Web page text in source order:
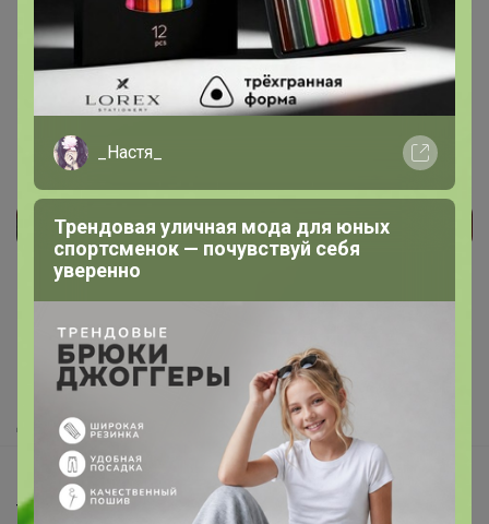
18 июня, 2024 16:54
Как сделать заказ?
Как получить?
Доставка
Шоурумы
Торговые марки
_Настя_
Трендовая уличная мода для юных
спортсменок — почувствуй себя
уверенно